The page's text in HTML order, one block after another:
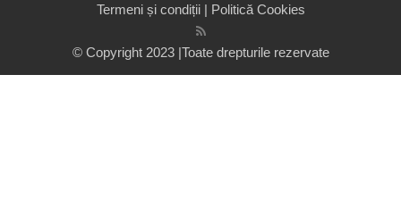
Termeni și condiții| Politică Cookies
© Copyright 2023 |Toate drepturile rezervate